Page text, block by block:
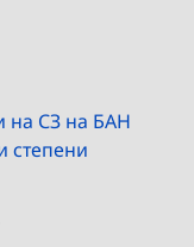
на СЗ на БАН
степени